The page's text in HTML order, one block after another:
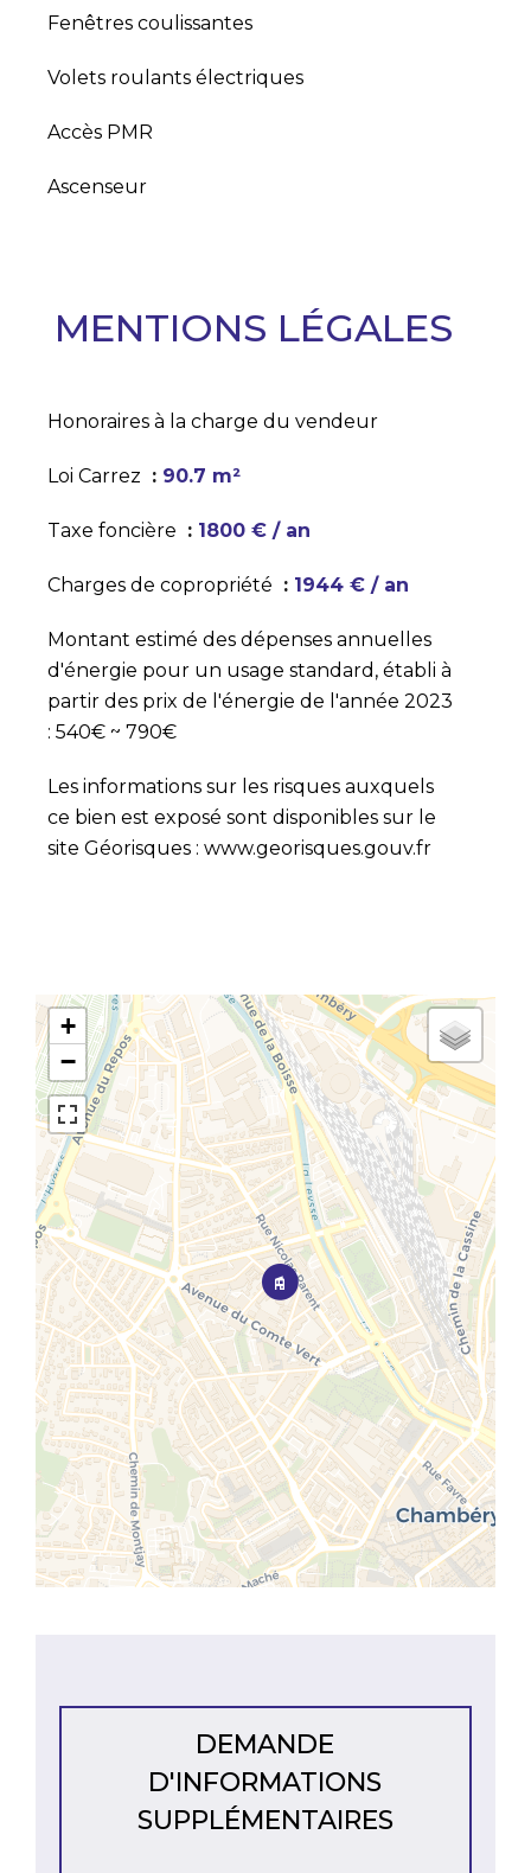
Fenêtres coulissantes
Volets roulants électriques
Accès PMR
Ascenseur
MENTIONS LÉGALES
Honoraires à la charge du vendeur
Loi Carrez 90.7 m²
Taxe foncière 1800 € / an
Charges de copropriété 1944 € / an
Montant estimé des dépenses annuelles
d'énergie pour un usage standard, établi à
partir des prix de l'énergie de l'année 2023
: 540€ ~ 790€
Les informations sur les risques auxquels
ce bien est exposé sont disponibles sur le
site Géorisques : www.georisques.gouv.fr
+
−
DEMANDE
D'INFORMATIONS
SUPPLÉMENTAIRES